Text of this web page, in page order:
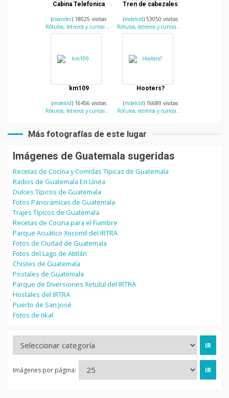
Cabina Telefonica
(cvander) 18025 visitas
Rótulos, letreros y curiosidades
Tren de cabezales
(mdelcid) 53050 visitas
Rótulos, letreros y curiosidades
km109
(mdelcid) 16456 visitas
Rótulos, letreros y curiosidades
Hooters?
(mdelcid) 16689 visitas
Rótulos, letreros y curiosidades
Más fotografías de este lugar
Imágenes de Guatemala sugeridas
Recetas de Cocina y Comidas Típicas de Guatemala
Radios de Guatemala En Línea
Dulces Típicos de Guatemala
Fotos Panorámicas de Guatemala
Trajes Típicos de Guatemala
Recetas de Cocina para el Fiambre
Parque Acuático Xocomil del IRTRA
Fotos de Ciudad de Guatemala
Fotos del Lago de Atitlán
Chistes de Guatemala
Postales de Guatemala
Parque de Diversiones Xetulul del IRTRA
Hostales del IRTRA
Puerto de San José
Fotos de tikal
Imágenes por página: